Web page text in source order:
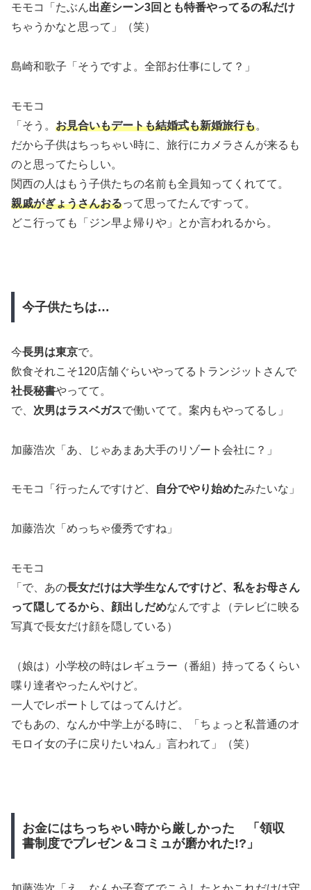
モモコ「たぶん出産シーン3回とも特番やってるの私だけ
ちゃうかなと思って」（笑）
島崎和歌子「そうですよ。全部お仕事にして？」
モモコ
「そう。 お見合いもデートも結婚式も新婚旅行も。
だから子供はちっちゃい時に、旅行にカメラさんが来るも
のと思ってたらしい。
関西の人はもう子供たちの名前も全員知ってくれてて。
親戚がぎょうさんおるって思ってたんですって。
どこ行っても「ジン早よ帰りや」とか言われるから。
今子供たちは…
今長男は東京で。
飲食それこそ120店舗ぐらいやってるトランジットさんで
社長秘書やってて。
で、 次男はラスベガスで働いてて。案内もやってるし」
加藤浩次「あ、じゃあまあ大手のリゾート会社に？」
モモコ「行ったんですけど、 自分でやり始めたみたいな」
加藤浩次「めっちゃ優秀ですね」
モモコ
「で、あの長女だけは大学生なんですけど、私をお母さん
って隠してるから、顔出しだめなんですよ（テレビに映る
写真で長女だけ顔を隠している）
（娘は）小学校の時はレギュラー（番組）持ってるくらい
喋り達者やったんやけど。
一人でレポートしてはってんけど。
でもあの、なんか中学上がる時に、「ちょっと私普通のオ
モロイ女の子に戻りたいねん」言われて」（笑）
お金にはちっちゃい時から厳しかった 「領収
書制度でプレゼン＆コミュが磨かれた!?」